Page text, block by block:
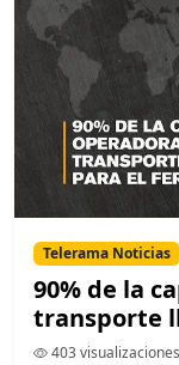
Telerama Noticias
90% de la
transporte
403 visualizaciones